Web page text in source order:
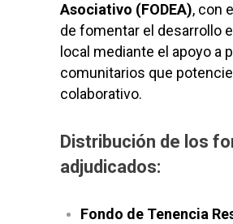
Asociativo (FODEA), con
de fomentar el desarrollo
local mediante el apoyo a
comunitarios que
colaborativo.
Distribución de los
adjudicados:
Fondo de Tenencia